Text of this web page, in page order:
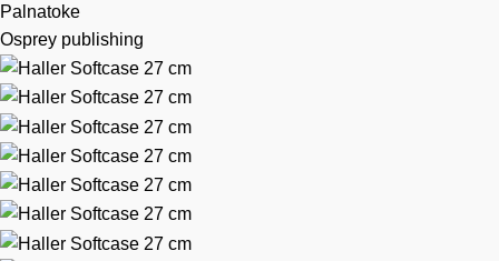
Palnatoke
Osprey publishing